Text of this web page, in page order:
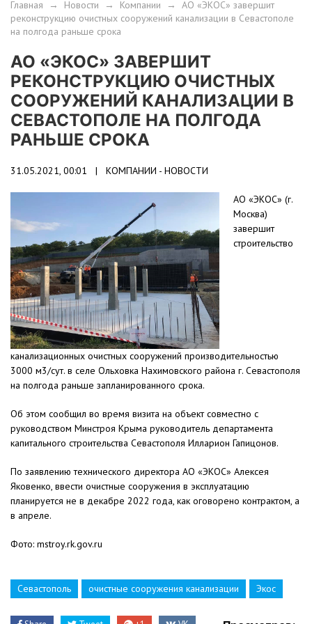
Главная → Новости → Компании → АО «ЭКОС» завершит
реконструкцию очистных сооружений канализации в Севастополе
на полгода раньше срока
АО «ЭКОС» ЗАВЕРШИТ
РЕКОНСТРУКЦИЮ ОЧИСТНЫХ
СООРУЖЕНИЙ КАНАЛИЗАЦИИ В
СЕВАСТОПОЛЕ НА ПОЛГОДА
РАНЬШЕ СРОКА
31.05.2021, 00:01 | КОМПАНИИ - НОВОСТИ
АО «ЭКОС» (г.
Москва)
завершит
строительство
канализационных очистных сооружений производительностью
3000 м3/сут. в селе Ольховка Нахимовского района г. Севастополя
на полгода раньше запланированного срока.
Об этом сообщил во время визита на объект совместно с
руководством Минстроя Крыма руководитель департамента
капитального строительства Севастополя Илларион Гапицонов.
По заявлению технического директора АО «ЭКОС» Алексея
Яковенко, ввести очистные сооружения в эксплуатацию
планируется не в декабре 2022 года, как оговорено контрактом, а
в апреле.
Фото: mstroy.rk.gov.ru
Севастополь очистные сооружения канализации Экос